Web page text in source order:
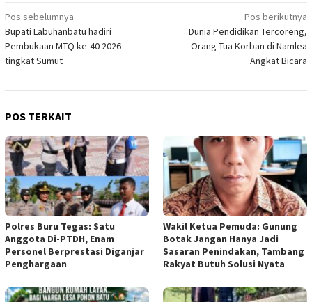
Navigasi
pos
Pos sebelumnya
Bupati Labuhanbatu hadiri
Pembukaan MTQ ke-40 2026
tingkat Sumut
Pos berikutnya
Dunia Pendidikan Tercoreng,
Orang Tua Korban di Namlea
Angkat Bicara
POS TERKAIT
Polres Buru Tegas: Satu
Anggota Di-PTDH, Enam
Personel Berprestasi Diganjar
Penghargaan
Wakil Ketua Pemuda: Gunung
Botak Jangan Hanya Jadi
Sasaran Penindakan, Tambang
Rakyat Butuh Solusi Nyata